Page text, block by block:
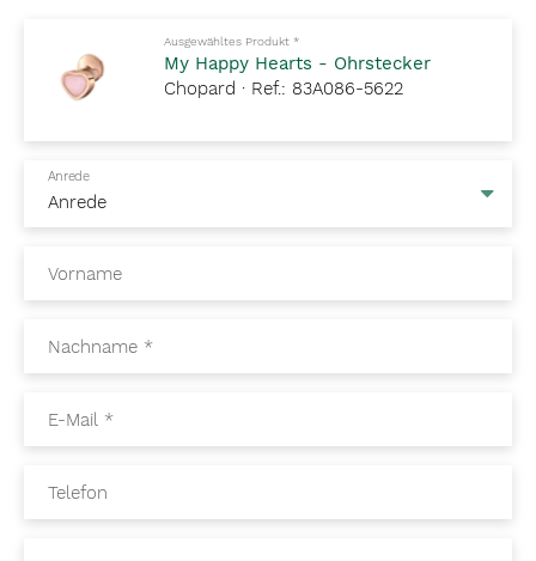
Pflichtfelder bitte ausfüllenAusgewähltes Produkt *
My Happy Hearts - Ohrstecker
Chopard · Ref.: 83A086-5622
Anrede
Vorname
Nachname *
E-Mail *
Telefon